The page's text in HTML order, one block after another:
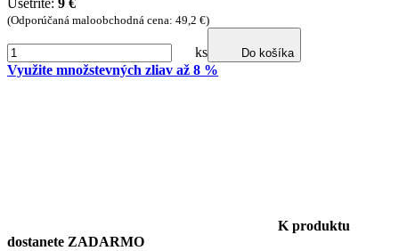
(Odporúčaná maloobchodná cena: 49,2 €)
ks Do košíka
Využite množstevných zliav až 8 %
K produktu
dostanete ZADARMO